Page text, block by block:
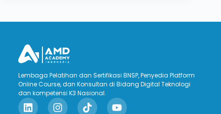
Lembaga Pelatihan dan Sertifikasi BNSP, Penyedia Platform
Online Course, dan Konsultan di Bidang Digital Teknologi
dan kompetensi K3 Nasional.